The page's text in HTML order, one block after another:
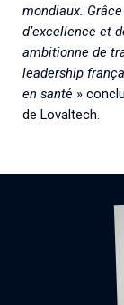
mondiaux.
d’excellence et
ambitionne de
leadership
en santé »
de Lovaltech.